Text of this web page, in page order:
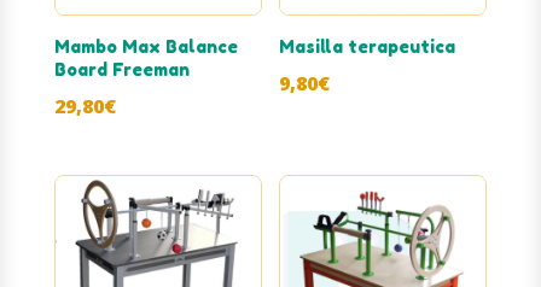
Mambo Max Balance
Board Freeman
29,80€
Masilla terapeutica
9,80€